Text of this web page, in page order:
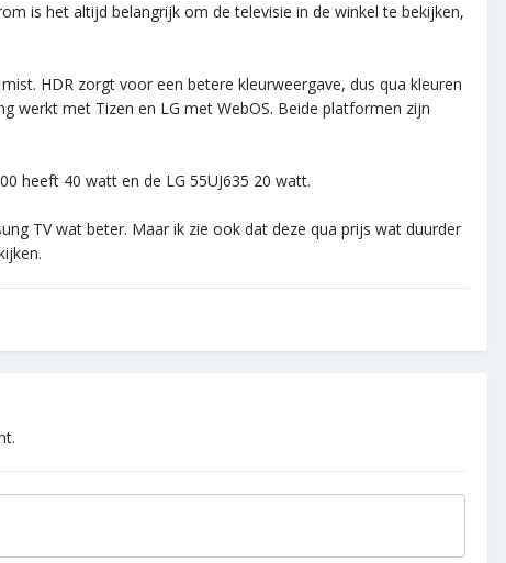
is het altijd belangrijk om de televisie in de winkel te bekijken,
HDR zorgt voor een betere kleurweergave, dus qua kleuren
werkt met Tizen en LG met WebOS. Beide platformen zijn
heeft 40 watt en de LG 55UJ635 20 watt.
TV wat beter. Maar ik zie ook dat deze qua prijs wat duurder